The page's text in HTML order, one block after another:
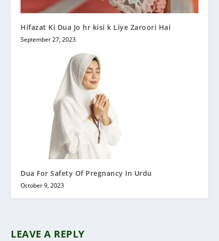
Hifazat Ki Dua Jo hr kisi k Liye Zaroori Hai
September 27, 2023
Dua For Safety Of Pregnancy In Urdu
October 9, 2023
LEAVE A REPLY